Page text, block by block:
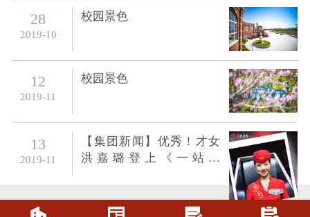
28
2019-10
校园景色
12
2019-11
校园景色
13
2019-11
【集团新闻】优秀！才女
洪嘉璐登上《一站到